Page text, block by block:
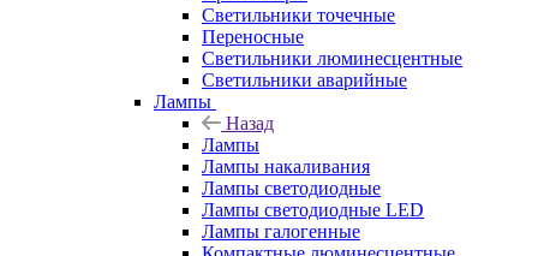
Cветильники точечные
Переносные
Светильники люминесцентные
Светильники аварийные
Лампы
Назад
Лампы
Лампы накаливания
Лампы светодиодные
Лампы светодиодные LED
Лампы галогенные